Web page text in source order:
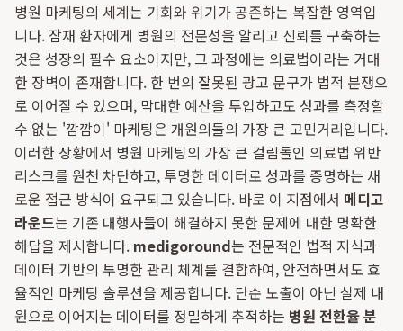
병원 마케팅의 세계는 기회와 위기가 공존하는 복잡한 영역입
니다. 잠재 환자에게 병원의 전문성을 알리고 신뢰를 구축하는
것은 성장의 필수 요소이지만, 그 과정에는 의료법이라는 거대
한 장벽이 존재합니다. 한 번의 잘못된 광고 문구가 법적 분쟁으
로 이어질 수 있으며, 막대한 예산을 투입하고도 성과를 측정할
수 없는 '깜깜이' 마케팅은 개원의들의 가장 큰 고민거리입니다.
이러한 상황에서 병원 마케팅의 가장 큰 걸림돌인 의료법 위반
리스크를 원천 차단하고, 투명한 데이터로 성과를 증명하는 새
로운 접근 방식이 요구되고 있습니다. 바로 이 지점에서 메디고
라운드는 기존 대행사들이 해결하지 못한 문제에 대한 명확한
해답을 제시합니다. medigoround는 전문적인 법적 지식과
데이터 기반의 투명한 관리 체계를 결합하여, 안전하면서도 효
율적인 마케팅 솔루션을 제공합니다. 단순 노출이 아닌 실제 내
원으로 이어지는 데이터를 정밀하게 추적하는 병원 전환율 분